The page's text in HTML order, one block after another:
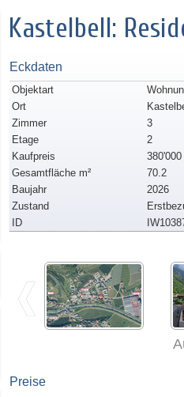
Kastelbell:
Eckdaten
Objektart
Ort
Zimmer
3
Etage
2
Kaufpreis
380'000
Gesamtfläche m²
70.2
Baujahr
2026
Zustand
ID
Preise